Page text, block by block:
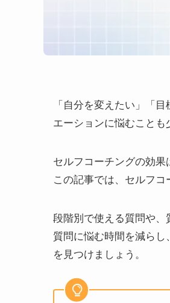
「自分を変えたい」「
エーションに悩むことも
セルフコーチングの効果
この記事では、セルフコ
段階別で使える質問や、
質問に悩む時間を減ら
を見つけましょう。